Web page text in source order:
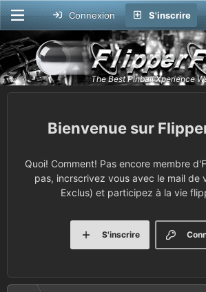
Connexion S'inscrire
Quoi! Comment! Pas encore membre
pas, incrscrivez vous avec le mail de
Exclus) et participez à la vie
S'inscrire